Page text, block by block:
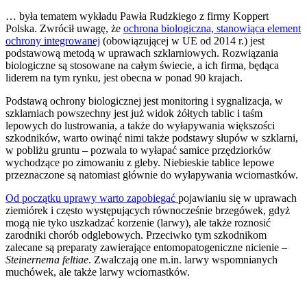
… była tematem wykładu Pawła Rudzkiego z firmy Koppert
Polska. Zwrócił uwagę, że ochrona biologiczna, stanowiąca element
ochrony integrowanej (obowiązującej w UE od 2014 r.) jest
podstawową metodą w uprawach szklarniowych. Rozwiązania
biologiczne są stosowane na całym świecie, a ich firma, będąca
liderem na tym rynku, jest obecna w ponad 90 krajach.
Podstawą ochrony biologicznej jest monitoring i sygnalizacja, w
szklarniach powszechny jest już widok żółtych tablic i taśm
lepowych do lustrowania, a także do wyłapywania większości
szkodników, warto owinąć nimi także podstawy słupów w szklarni,
w pobliżu gruntu – pozwala to wyłapać samice przędziorków
wychodzące po zimowaniu z gleby. Niebieskie tablice lepowe
przeznaczone są natomiast głównie do wyłapywania wciornastków.
Od początku uprawy warto zapobiegać pojawianiu się w uprawach
ziemiórek i często występujących równocześnie brzegówek, gdyż
mogą nie tyko uszkadzać korzenie (larwy), ale także roznosić
zarodniki chorób odglebowych. Przeciwko tym szkodnikom
zalecane są preparaty zawierające entomopatogeniczne nicienie –
Steinernema feltiae. Zwalczają one m.in. larwy wspomnianych
muchówek, ale także larwy wciornastków.